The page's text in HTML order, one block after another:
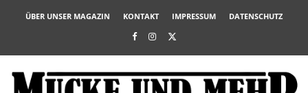
ÜBER UNSER MAGAZIN KONTAKT IMPRESSUM DATENSCHUTZ